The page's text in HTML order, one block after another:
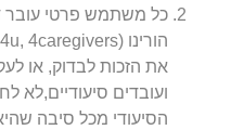
את הזכות לבדוק, או
ועובדים סיעודיים,לא
הסיעודי מכל סיבה